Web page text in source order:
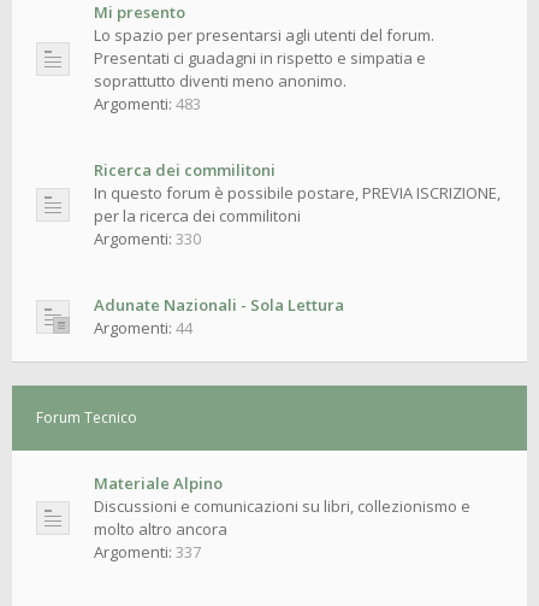
Mi presento
Lo spazio per presentarsi agli utenti del forum.
Presentati ci guadagni in rispetto e simpatia e
soprattutto diventi meno anonimo.
Argomenti: 483
Ricerca dei commilitoni
In questo forum è possibile postare, PREVIA ISCRIZIONE,
per la ricerca dei commilitoni
Argomenti: 330
Adunate Nazionali - Sola Lettura
Argomenti: 44
Forum Tecnico
Materiale Alpino
Discussioni e comunicazioni su libri, collezionismo e
molto altro ancora
Argomenti: 337